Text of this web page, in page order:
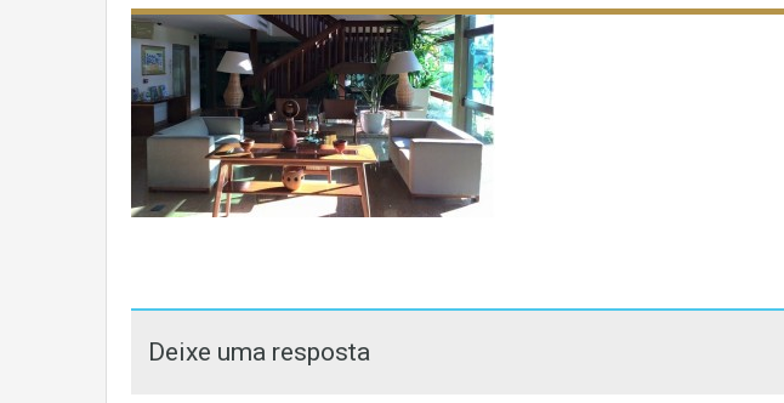
Deixe uma resposta